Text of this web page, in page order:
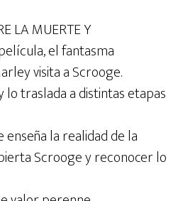
LA MUERTE Y
el fantasma
visita a Scrooge.
lo traslada a distintas etapas
la realidad de la
Scrooge y reconocer lo